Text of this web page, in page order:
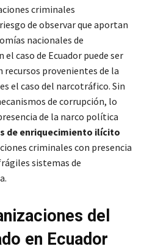
criminales
de observar que aportan
nacionales de
caso de Ecuador puede ser
recursos provenientes de la
el caso del narcotráfico. Sin
de corrupción, lo
de la narco política
de enriquecimiento ilícito
criminales con presencia
sistemas de
del
en Ecuador